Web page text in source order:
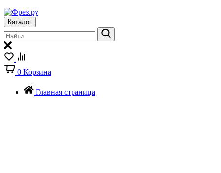
Каталог
0 Корзина
Главная страница